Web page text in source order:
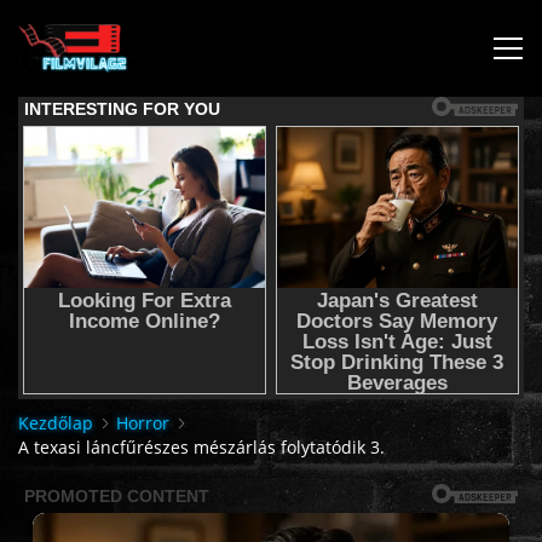
KEZDŐLAP
JOGI NYILATKOZAT,SEGÍTSÉG NYÚJTÁS,FELHASZNÁLÁSI
FELTÉTEL
AUDIO TRACK SWITCHING/HANGSÁV BEÁLLÍTÁSOK/
2K & 4K FILMEK
FILMEK (2026-OS)
Kezdőlap
Horror
A texasi láncfűrészes mészárlás folytatódik 3.